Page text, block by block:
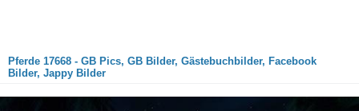
Pferde 17668 - GB Pics, GB Bilder, Gästebuchbilder, Facebook
Bilder, Jappy Bilder